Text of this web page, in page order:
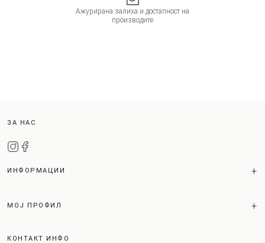
Ажурирана залиха и достапност на
производите
ЗА НАС
ИНФОРМАЦИИ
МОЈ ПРОФИЛ
КОНТАКТ ИНФО